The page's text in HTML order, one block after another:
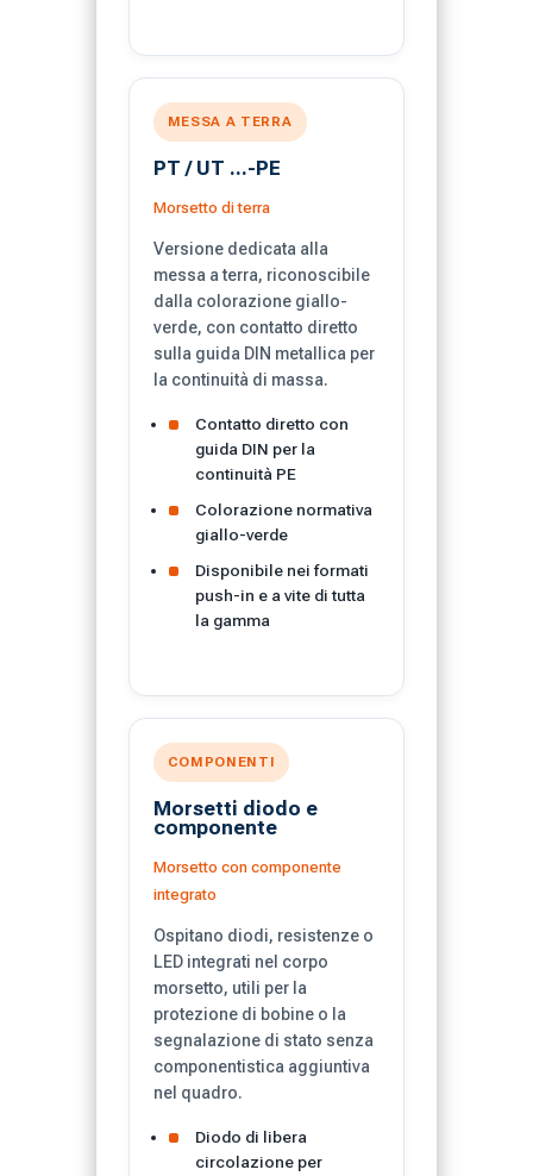
MESSA A TERRA
PT / UT ...-PE
Morsetto di terra
Versione dedicata alla
messa a terra, riconoscibile
dalla colorazione giallo-
verde, con contatto diretto
sulla guida DIN metallica per
la continuità di massa.
Contatto diretto con
guida DIN per la
continuità PE
Colorazione normativa
giallo-verde
Disponibile nei formati
push-in e a vite di tutta
la gamma
COMPONENTI
Morsetti diodo e
componente
Morsetto con componente
integrato
Ospitano diodi, resistenze o
LED integrati nel corpo
morsetto, utili per la
protezione di bobine o la
segnalazione di stato senza
componentistica aggiuntiva
nel quadro.
Diodo di libera
circolazione per